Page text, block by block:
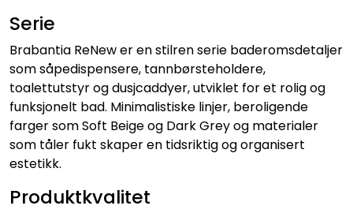
Serie
Brabantia ReNew er en stilren serie baderomsdetaljer
som såpedispensere, tannbørsteholdere,
toalettutstyr og dusjcaddyer, utviklet for et rolig og
funksjonelt bad. Minimalistiske linjer, beroligende
farger som Soft Beige og Dark Grey og materialer
som tåler fukt skaper en tidsriktig og organisert
estetikk.
Produktkvalitet